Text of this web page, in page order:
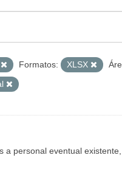
Formatos: XLSX
personal eventual